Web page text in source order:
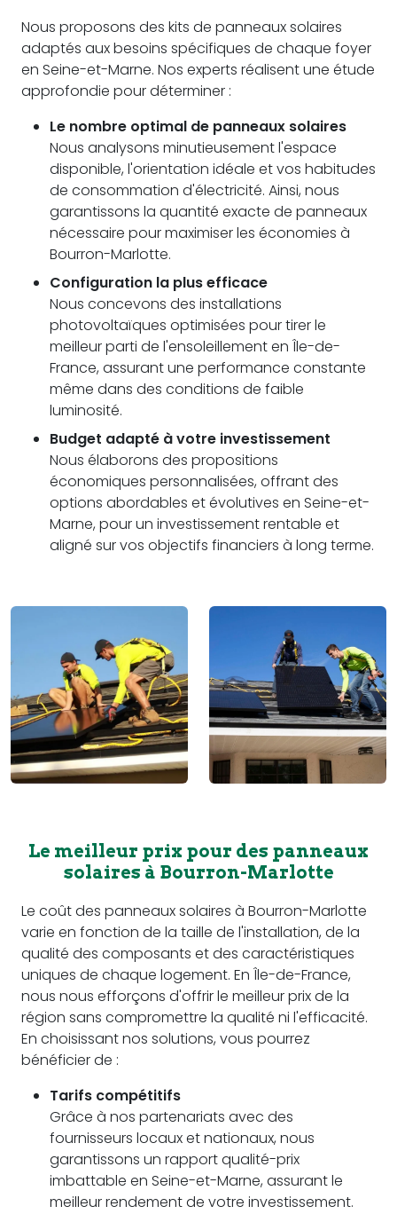
Nous proposons des kits de panneaux solaires
adaptés aux besoins spécifiques de chaque foyer
en Seine-et-Marne. Nos experts réalisent une étude
approfondie pour déterminer :
Le nombre optimal de panneaux solaires
Nous analysons minutieusement l'espace
disponible, l'orientation idéale et vos habitudes
de consommation d'électricité. Ainsi, nous
garantissons la quantité exacte de panneaux
nécessaire pour maximiser les économies à
Bourron-Marlotte.
Configuration la plus efficace
Nous concevons des installations
photovoltaïques optimisées pour tirer le
meilleur parti de l'ensoleillement en Île-de-
France, assurant une performance constante
même dans des conditions de faible
luminosité.
Budget adapté à votre investissement
Nous élaborons des propositions
économiques personnalisées, offrant des
options abordables et évolutives en Seine-et-
Marne, pour un investissement rentable et
aligné sur vos objectifs financiers à long terme.
Le meilleur prix pour des panneaux
solaires à Bourron-Marlotte
Le coût des panneaux solaires à Bourron-Marlotte
varie en fonction de la taille de l'installation, de la
qualité des composants et des caractéristiques
uniques de chaque logement. En Île-de-France,
nous nous efforçons d'offrir le meilleur prix de la
région sans compromettre la qualité ni l'efficacité.
En choisissant nos solutions, vous pourrez
bénéficier de :
Tarifs compétitifs
Grâce à nos partenariats avec des
fournisseurs locaux et nationaux, nous
garantissons un rapport qualité-prix
imbattable en Seine-et-Marne, assurant le
meilleur rendement de votre investissement.